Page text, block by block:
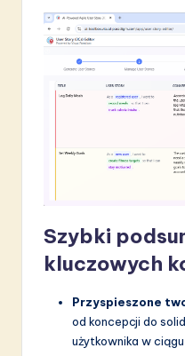
Szybki
kluczowych
Przyspieszone
od koncepcji do
użytkownika w